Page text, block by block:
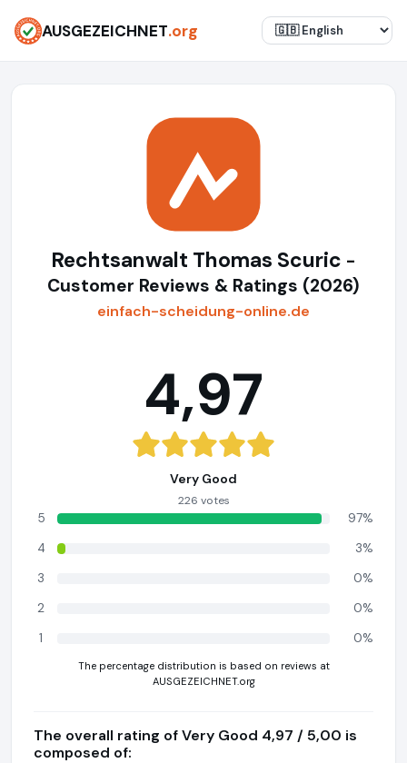
AUSGEZEICHNET.org
Rechtsanwalt Thomas Scuric -
Customer Reviews & Ratings (2026)
einfach-scheidung-online.de
4,97
Very Good
226 votes
5
97%
4
3%
3
0%
2
0%
1
0%
The percentage distribution is based on reviews at
AUSGEZEICHNET.org
The overall rating of Very Good 4,97 / 5,00 is
composed of: